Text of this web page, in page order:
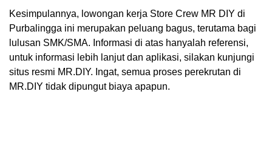
Kesimpulannya, lowongan kerja Store Crew MR DIY di
Purbalingga ini merupakan peluang bagus, terutama bagi
lulusan SMK/SMA. Informasi di atas hanyalah referensi,
untuk informasi lebih lanjut dan aplikasi, silakan kunjungi
situs resmi MR.DIY. Ingat, semua proses perekrutan di
MR.DIY tidak dipungut biaya apapun.